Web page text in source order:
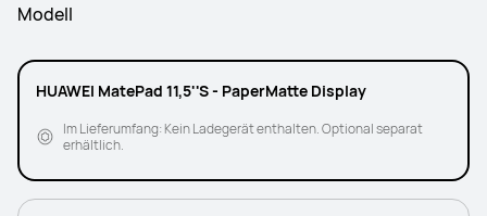
Modell
HUAWEI MatePad 11,5''S - PaperMatte Display
Im Lieferumfang: Kein Ladegerät enthalten. Optional separat
erhältlich.